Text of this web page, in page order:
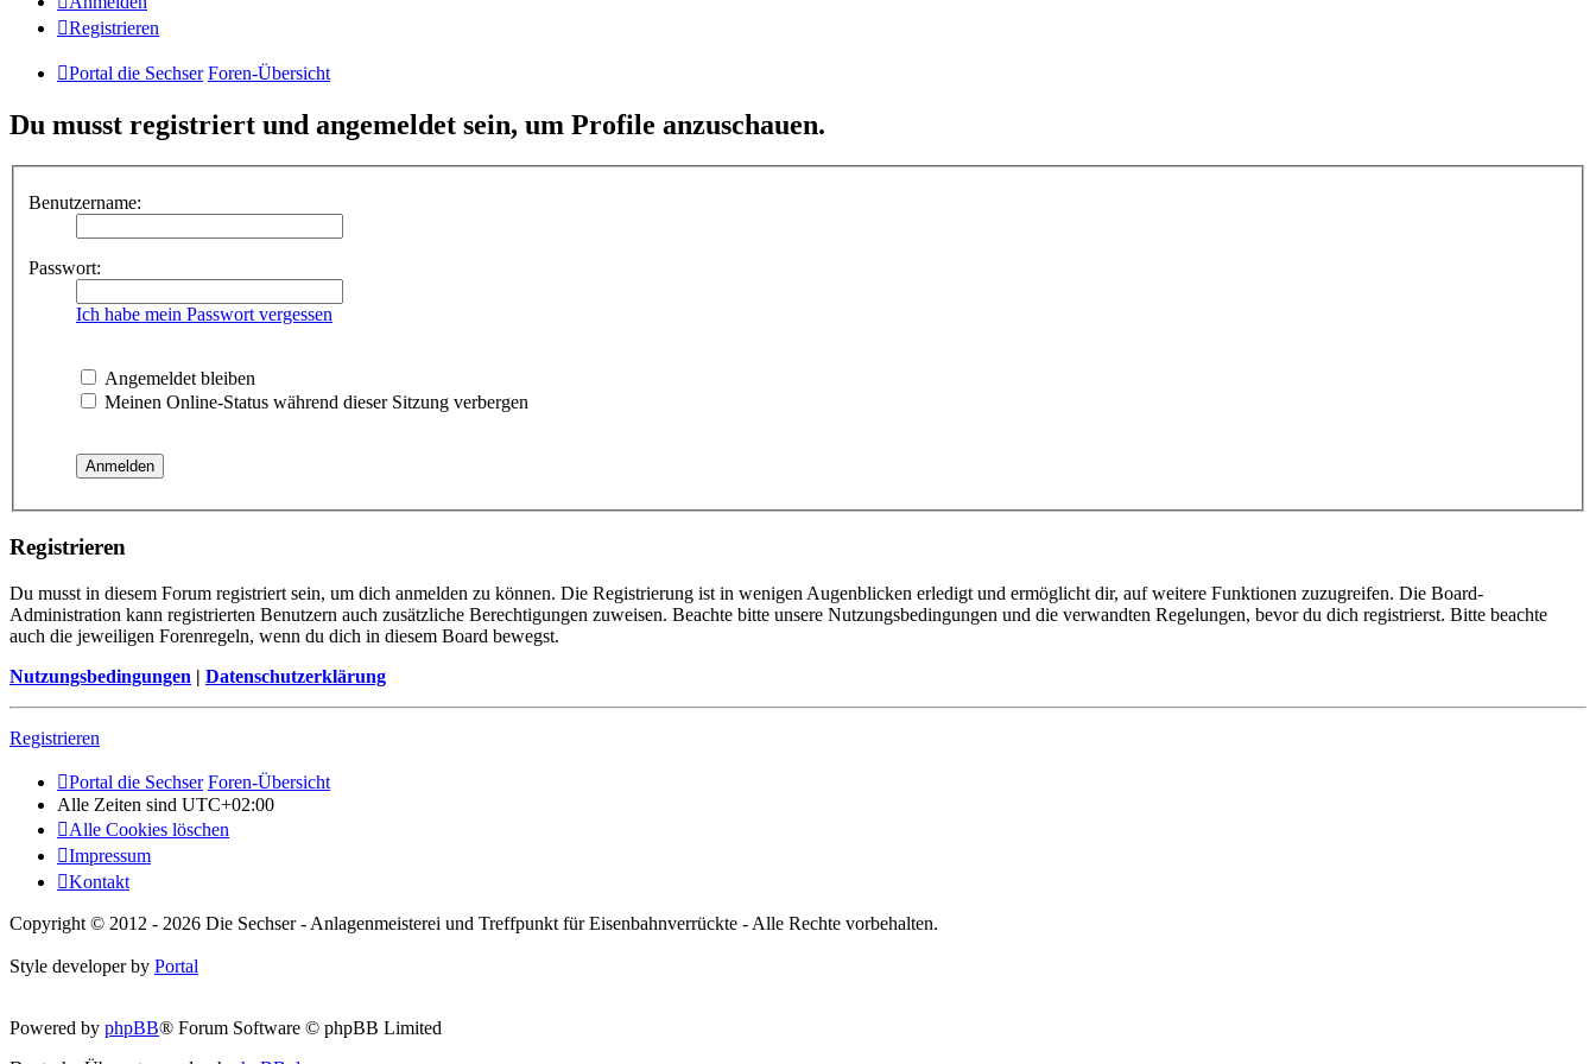
Registrieren
Portal die Sechser Foren-Übersicht
Du musst registriert und angemeldet sein, um Profile anzuschauen.
Benutzername:
Passwort:
Ich habe mein Passwort vergessen
Angemeldet bleiben
Meinen Online-Status während dieser Sitzung verbergen
Registrieren
Du musst in diesem Forum registriert sein, um dich anmelden zu können. Die Registrierung ist in wenigen Augenblicken erledigt und ermöglicht dir, auf weitere Funktionen zuzugreifen. Die Board-
Administration kann registrierten Benutzern auch zusätzliche Berechtigungen zuweisen. Beachte bitte unsere Nutzungsbedingungen und die verwandten Regelungen, bevor du dich registrierst. Bitte beachte
auch die jeweiligen Forenregeln, wenn du dich in diesem Board bewegst.
Nutzungsbedingungen | Datenschutzerklärung
Registrieren
Portal die Sechser Foren-Übersicht
Alle Zeiten sind UTC+02:00
Alle Cookies löschen
Impressum
Kontakt
Copyright © 2012 - 2026 Die Sechser - Anlagenmeisterei und Treffpunkt für Eisenbahnverrückte - Alle Rechte vorbehalten.
Style developer by Portal
Powered by phpBB® Forum Software © phpBB Limited